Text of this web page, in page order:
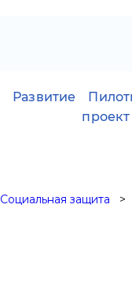
Развитие
проект
Социальная защита